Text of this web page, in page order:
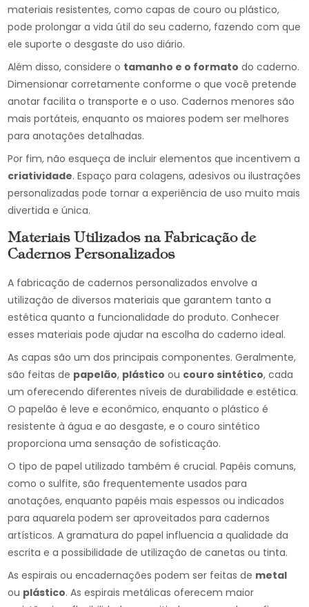
materiais resistentes, como capas de couro ou plástico,
pode prolongar a vida útil do seu caderno, fazendo com que
ele suporte o desgaste do uso diário.
Além disso, considere o tamanho e o formato do caderno.
Dimensionar corretamente conforme o que você pretende
anotar facilita o transporte e o uso. Cadernos menores são
mais portáteis, enquanto os maiores podem ser melhores
para anotações detalhadas.
Por fim, não esqueça de incluir elementos que incentivem a
criatividade. Espaço para colagens, adesivos ou ilustrações
personalizadas pode tornar a experiência de uso muito mais
divertida e única.
Materiais Utilizados na Fabricação de
Cadernos Personalizados
A fabricação de cadernos personalizados envolve a
utilização de diversos materiais que garantem tanto a
estética quanto a funcionalidade do produto. Conhecer
esses materiais pode ajudar na escolha do caderno ideal.
As capas são um dos principais componentes. Geralmente,
são feitas de papelão, plástico ou couro sintético, cada
um oferecendo diferentes níveis de durabilidade e estética.
O papelão é leve e econômico, enquanto o plástico é
resistente à água e ao desgaste, e o couro sintético
proporciona uma sensação de sofisticação.
O tipo de papel utilizado também é crucial. Papéis comuns,
como o sulfite, são frequentemente usados para
anotações, enquanto papéis mais espessos ou indicados
para aquarela podem ser aproveitados para cadernos
artísticos. A gramatura do papel influencia a qualidade da
escrita e a possibilidade de utilização de canetas ou tinta.
As espirais ou encadernações podem ser feitas de metal
ou plástico. As espirais metálicas oferecem maior